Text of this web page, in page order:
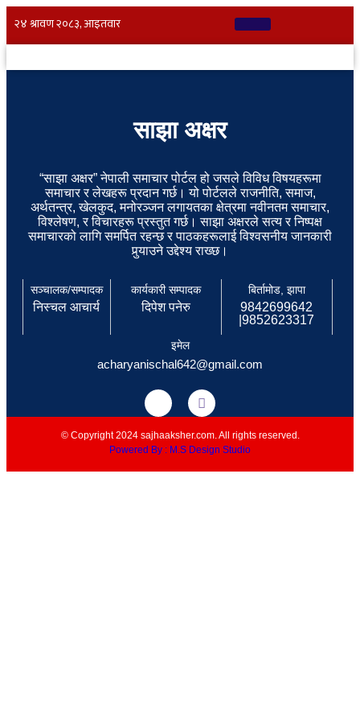
साझा अक्षर
“साझा अक्षर” नेपाली समाचार पोर्टल हो जसले विविध विषयहरूमा
समाचार र लेखहरू प्रदान गर्छ। यो पोर्टलले राजनीति, समाज,
अर्थतन्त्र, खेलकुद, मनोरञ्जन लगायतका क्षेत्रमा नवीनतम समाचार,
विश्लेषण, र विचारहरू प्रस्तुत गर्छ। साझा अक्षरले सत्य र निष्पक्ष
समाचारको लागि समर्पित रहन्छ र पाठकहरूलाई विश्वसनीय जानकारी
पुर्‍याउने उद्देश्य राख्छ।
सञ्चालक/सम्पादक
निस्चल आचार्य
कार्यकारी सम्पादक
दिपेश पनेरु
बिर्तामोड, झापा
9842699642
|9852623317
इमेल
acharyanischal642@gmail.com
© Copyright 2024 sajhaaksher.com. All rights reserved.
Powered By : M.S Design Studio